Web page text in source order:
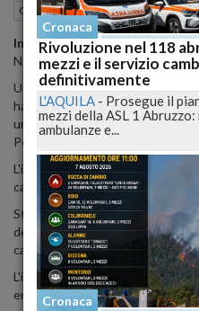
Cronaca nera Pescara (PE) 25
Incidente mortalenella notte
Nord - Citta' Sant'Angelo.
Un uomo di 49 anni di
ha perso la vita, mentre la donna
una
studentessauniversitaria di
Pescara, sarebbe rimasta
L'incidente e' avveduto intorno
casa da Rimini dove erano andati
Stando ad una prima
dell'uscita all'ultimo momento,
causa della velocita' si e'
L'impatto e' stato molto violento
entrato dentro l'abitacolo.
Cronaca
Rivoluzione nel 118
mezzi e il servizio
definitivamente
L'AQUILA - Prosegue il
mezzi della ASL 1
ambulanze e...
Cronaca